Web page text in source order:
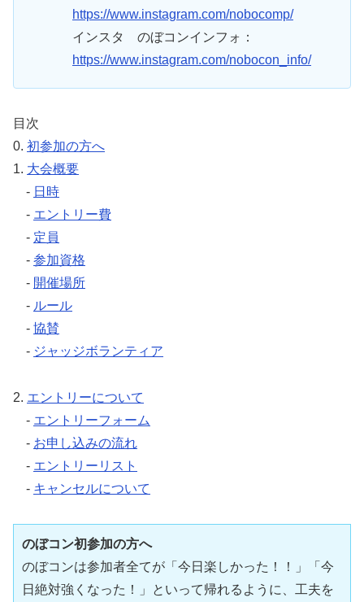
https://www.instagram.com/nobocomp/
インスタ のぼコンインフォ：
https://www.instagram.com/nobocon_info/
目次
0. 初参加の方へ
1. 大会概要
- 日時
- エントリー費
- 定員
- 参加資格
- 開催場所
- ルール
- 協賛
- ジャッジボランティア
2. エントリーについて
- エントリーフォーム
- お申し込みの流れ
- エントリーリスト
- キャンセルについて
のぼコン初参加の方へ
のぼコンは参加者全てが「今日楽しかった！！」「今
日絶対強くなった！」といって帰れるように、工夫を